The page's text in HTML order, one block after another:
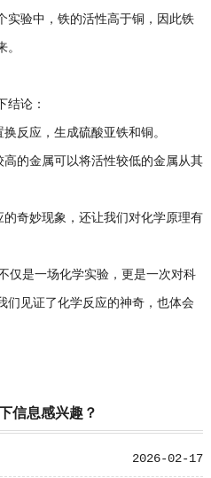
实验中，铁的活性高于铜，因此铁
结论：
反应，生成硫酸亚铁和铜。
的金属可以将活性较低的金属从其
奇妙现象，还让我们对化学原理有
仅是一场化学实验，更是一次对科
们见证了化学反应的神奇，也体会
信息感兴趣？
2026-02-17